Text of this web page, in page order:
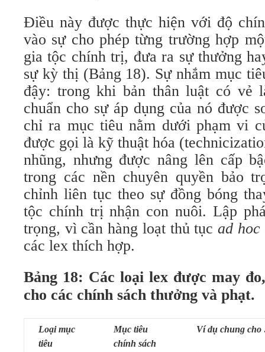
Điều này được thực hiện với độ
vào sự cho phép từng trường hợp
gia tộc chính trị, đưa ra sự thưởng
sự kỳ thị (Bảng 18). Sự nhắm mục
đậy: trong khi bản thân luật có vẻ
chuẩn cho sự áp dụng của nó được
chỉ ra mục tiêu nằm dưới phạm vi
được gọi là kỹ thuật hóa
nhũng, nhưng được nâng lên cấp
trong các nền chuyên quyền bảo
chỉnh liên tục theo sự đồng bóng
tộc chính trị nhận con nuôi. Lập
trọng, vì cần hàng loạt thủ tục ad hoc
các lex thích hợp.
Bảng 18: Các loại lex được may
cho các chính sách thưởng và phạt.
Loại mục
tiêu
Mục tiêu
chính sách
Ví dụ chung